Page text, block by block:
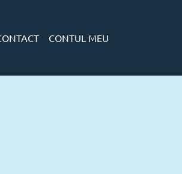
CONTUL MEU